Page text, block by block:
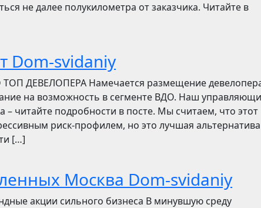
не далее полукилометра от заказчика. Читайте в
Dom-svidaniy
ДЕВЕЛОПЕРА Намечается размещение
на возможность в сегменте ВДО. Наш
– читайте подробности в посте. Мы считаем, что этот
риск-профилем, но это лучшая альтернатива
[…]
Москва Dom-svidaniy
акции сильного бизнеса В минувшую среду